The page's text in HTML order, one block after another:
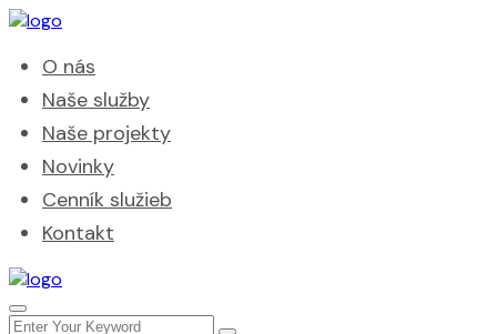
O nás
Naše služby
Naše projekty
Novinky
Cenník služieb
Kontakt